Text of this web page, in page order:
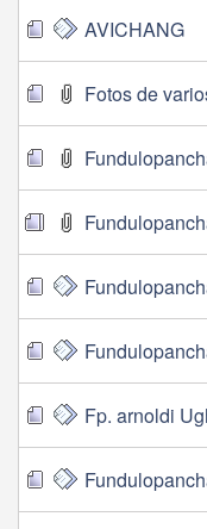
AVICHANG
Fotos de
Fp. arnoldi